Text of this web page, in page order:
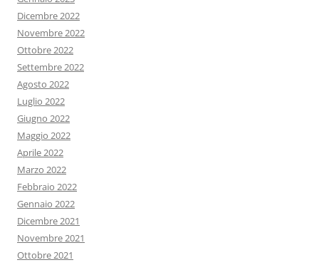
Dicembre 2022
Novembre 2022
Ottobre 2022
Settembre 2022
Agosto 2022
Luglio 2022
Giugno 2022
Maggio 2022
Aprile 2022
Marzo 2022
Febbraio 2022
Gennaio 2022
Dicembre 2021
Novembre 2021
Ottobre 2021